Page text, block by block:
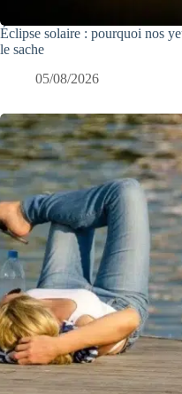
Éclipse solaire : pourquoi nos
le sache
05/08/2026